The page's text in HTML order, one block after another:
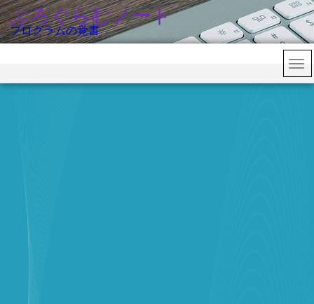
ぷろぐらむノート
プログラムの覚書